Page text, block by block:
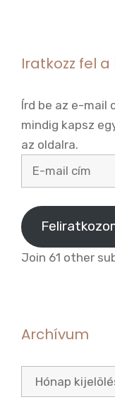
Iratkozz fel
Írd be az e-mail
mindig kapsz
az oldalra.
mail
cím
Join 61 other
Archívum
Archívum